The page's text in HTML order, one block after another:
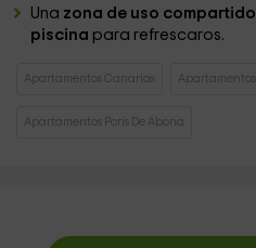
Una zona de uso compartido
piscina para refrescaros.
Apartamentos Canarias
Apartamentos Poris De Abona